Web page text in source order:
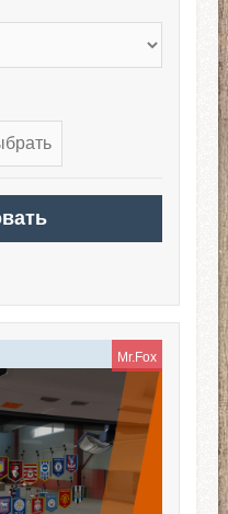
Mr.Fox